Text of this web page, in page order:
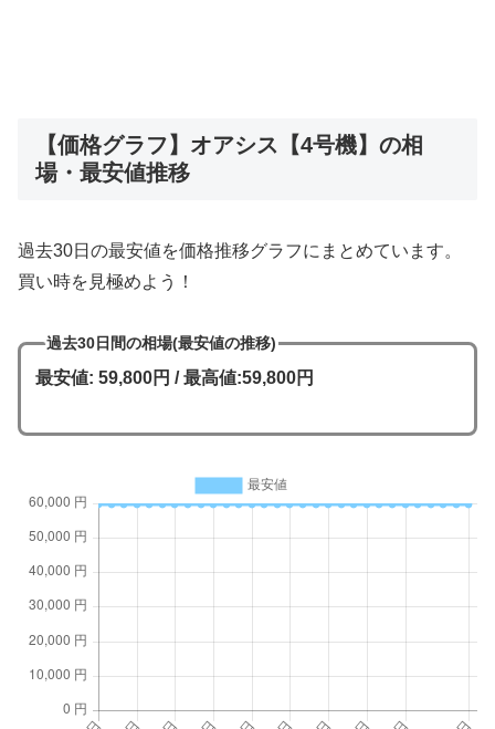
【価格グラフ】オアシス【4号機】の相
場・最安値推移
過去30日の最安値を価格推移グラフにまとめています。
買い時を見極めよう！
過去30日間の相場(最安値の推移)
最安値: 59,800円 / 最高値:59,800円